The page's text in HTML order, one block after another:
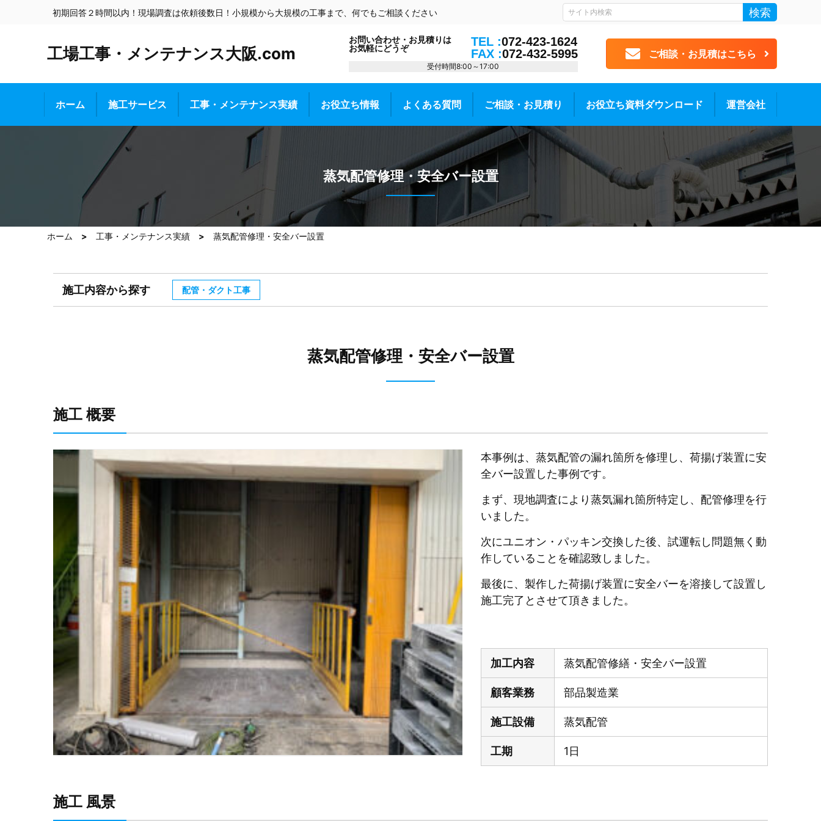
初期回答２時間以内！現場調査は依頼後数日！小規模から大規模の工事まで、何でもご相談ください 検索
工場工事・メンテナンス大阪.com
お問い合わせ・お見積りは
お気軽にどうぞ
TEL :072-423-1624
FAX :072-432-5995
受付時間8:00～17:00
ご相談・お見積はこちら
ホーム 施工サービス 工事・メンテナンス実績 お役立ち情報 よくある質問 ご相談・お見積り お役立ち資料ダウンロード 運営会社
蒸気配管修理・安全バー設置
ホーム 工事・メンテナンス実績 蒸気配管修理・安全バー設置
施工内容から探す 配管・ダクト工事
蒸気配管修理・安全バー設置
施工 概要
本事例は、蒸気配管の漏れ箇所を修理し、荷揚げ装置に安
全バー設置した事例です。
まず、現地調査により蒸気漏れ箇所特定し、配管修理を行
いました。
次にユニオン・パッキン交換した後、試運転し問題無く動
作していることを確認致しました。
最後に、製作した荷揚げ装置に安全バーを溶接して設置し
施工完了とさせて頂きました。
加工内容 蒸気配管修繕・安全バー設置
顧客業務 部品製造業
施工設備 蒸気配管
工期 1日
施工 風景